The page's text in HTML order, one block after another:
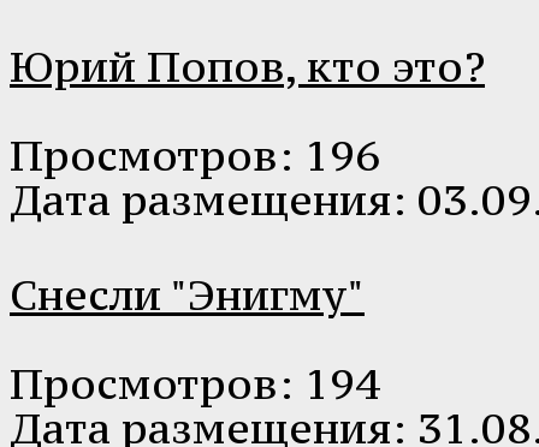
Юрий Попов, кто это?
Просмотров: 196
Дата размещения:
Снесли "Энигму"
Просмотров: 194
Дата размещения: